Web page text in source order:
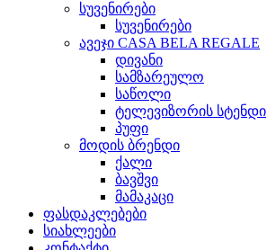
სუვენირები
სუვენირები
ავეჯი CASA BELA REGALE
დივანი
სამზარეულო
საწოლი
ტელევიზორის სტენდი
პუფი
მოდის ბრენდი
ქალი
ბავშვი
მამაკაცი
ფასდაკლებები
სიახლეები